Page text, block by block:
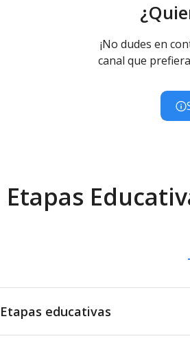
¡No dudes en
canal que
Etapas
Etapas educativas